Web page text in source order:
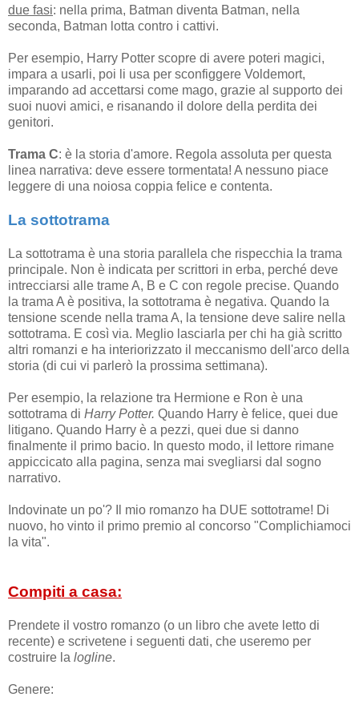
due fasi: nella prima, Batman diventa Batman, nella
seconda, Batman lotta contro i cattivi.
Per esempio, Harry Potter scopre di avere poteri magici,
impara a usarli, poi li usa per sconfiggere Voldemort,
imparando ad accettarsi come mago, grazie al supporto dei
suoi nuovi amici, e risanando il dolore della perdita dei
genitori.
Trama C: è la storia d'amore. Regola assoluta per questa
linea narrativa: deve essere tormentata! A nessuno piace
leggere di una noiosa coppia felice e contenta.
La sottotrama
La sottotrama è una storia parallela che rispecchia la trama
principale. Non è indicata per scrittori in erba, perché deve
intrecciarsi alle trame A, B e C con regole precise. Quando
la trama A è positiva, la sottotrama è negativa. Quando la
tensione scende nella trama A, la tensione deve salire nella
sottotrama. E così via. Meglio lasciarla per chi ha già scritto
altri romanzi e ha interiorizzato il meccanismo dell'arco della
storia (di cui vi parlerò la prossima settimana).
Per esempio, la relazione tra Hermione e Ron è una
sottotrama di Harry Potter. Quando Harry è felice, quei due
litigano. Quando Harry è a pezzi, quei due si danno
finalmente il primo bacio. In questo modo, il lettore rimane
appiccicato alla pagina, senza mai svegliarsi dal sogno
narrativo.
Indovinate un po'? Il mio romanzo ha DUE sottotrame! Di
nuovo, ho vinto il primo premio al concorso "Complichiamoci
la vita".
Compiti a casa:
Prendete il vostro romanzo (o un libro che avete letto di
recente) e scrivetene i seguenti dati, che useremo per
costruire la logline.
Genere: